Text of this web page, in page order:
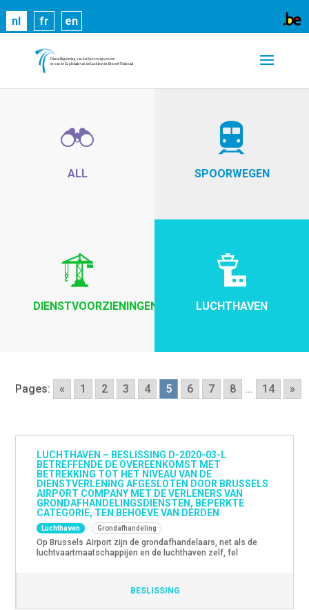
nl fr en
ALL SPOORWEGEN
DIENSTVOORZIENINGEN LUCHTHAVEN
Pages: « 1 2 3 4 5 6 7 8 ... 14 »
LUCHTHAVEN – BESLISSING D-2020-03-L
BETREFFENDE DE OVEREENKOMST MET
BETREKKING TOT HET NIVEAU VAN DE
DIENSTVERLENING AFGESLOTEN DOOR BRUSSELS
AIRPORT COMPANY MET DE VERLENERS VAN
GRONDAFHANDELINGSDIENSTEN, BEPERKTE
CATEGORIE, TEN BEHOEVE VAN DERDEN
Luchthaven Grondafhandeling
Op Brussels Airport zijn de grondafhandelaars, net als de
luchtvaartmaatschappijen en de luchthaven zelf, fel
verklaard. Sinds dit faillissement beschikt enkel Aviapartner
BESLISSING
Cookies helpen ons bij het leveren van onze
diensten. Door gebruik te maken van onze diensten,
gaat u akkoord met ons gebruik van cookies.
informatie